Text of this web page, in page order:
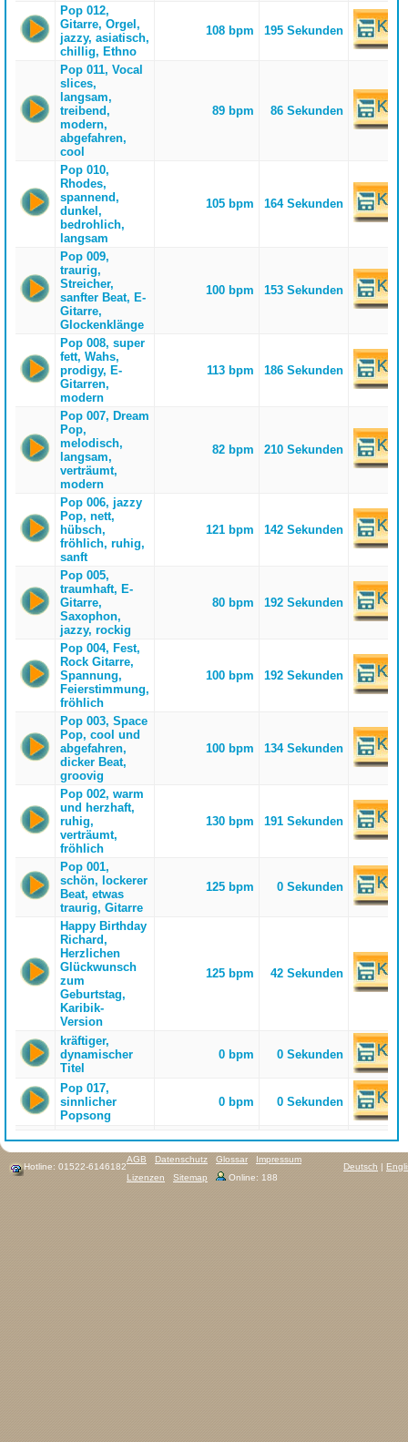
Pop 012,
Gitarre, Orgel,
jazzy, asiatisch,
chillig, Ethno
108 bpm 195 Sekunden
Pop 011, Vocal
slices,
langsam,
treibend,
modern,
abgefahren,
cool
89 bpm 86 Sekunden
Pop 010,
Rhodes,
spannend,
dunkel,
bedrohlich,
langsam
105 bpm 164 Sekunden
Pop 009,
traurig,
Streicher,
sanfter Beat, E-
Gitarre,
Glockenklänge
100 bpm 153 Sekunden
Pop 008, super
fett, Wahs,
prodigy, E-
Gitarren,
modern
113 bpm 186 Sekunden
Pop 007, Dream
Pop,
melodisch,
langsam,
verträumt,
modern
82 bpm 210 Sekunden
Pop 006, jazzy
Pop, nett,
hübsch,
fröhlich, ruhig,
sanft
121 bpm 142 Sekunden
Pop 005,
traumhaft, E-
Gitarre,
Saxophon,
jazzy, rockig
80 bpm 192 Sekunden
Pop 004, Fest,
Rock Gitarre,
Spannung,
Feierstimmung,
fröhlich
100 bpm 192 Sekunden
Pop 003, Space
Pop, cool und
abgefahren,
dicker Beat,
groovig
100 bpm 134 Sekunden
Pop 002, warm
und herzhaft,
ruhig,
verträumt,
fröhlich
130 bpm 191 Sekunden
Pop 001,
schön, lockerer
Beat, etwas
traurig, Gitarre
125 bpm 0 Sekunden
Happy Birthday
Richard,
Herzlichen
Glückwunsch
zum
Geburtstag,
Karibik-
Version
125 bpm 42 Sekunden
kräftiger,
dynamischer
Titel
0 bpm 0 Sekunden
Pop 017,
sinnlicher
Popsong
0 bpm 0 Sekunden
Hotline: 01522-6146182 Deutsch |
AGB Datenschutz Glossar
Impressum
Lizenzen
Sitemap Online: 188